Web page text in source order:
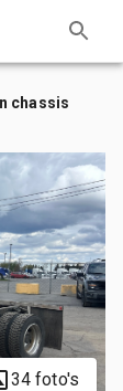
chassis
34 foto's